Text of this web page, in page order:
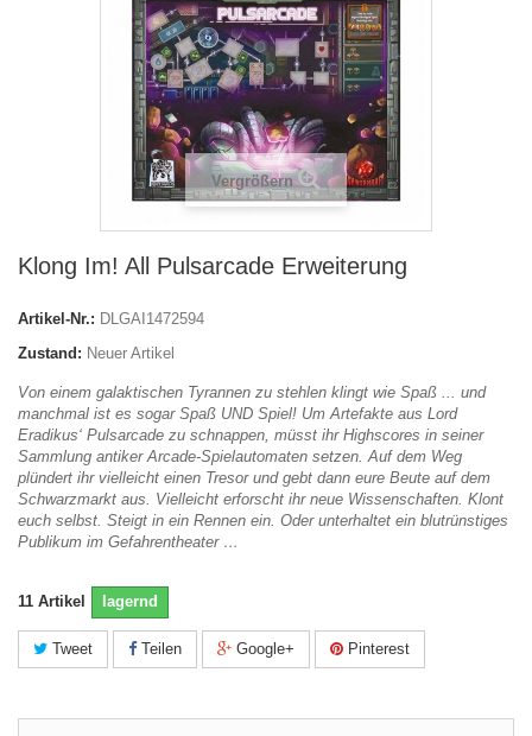
Vergrößern
Klong Im! All Pulsarcade Erweiterung
Artikel-Nr.: DLGAI1472594
Zustand: Neuer Artikel
Von einem galaktischen Tyrannen zu stehlen klingt wie Spaß ... und
manchmal ist es sogar Spaß UND Spiel! Um Artefakte aus Lord
Eradikus‘ Pulsarcade zu schnappen, müsst ihr Highscores in seiner
Sammlung antiker Arcade-Spielautomaten setzen. Auf dem Weg
plündert ihr vielleicht einen Tresor und gebt dann eure Beute auf dem
Schwarzmarkt aus. Vielleicht erforscht ihr neue Wissenschaften. Klont
euch selbst. Steigt in ein Rennen ein. Oder unterhaltet ein blutrünstiges
Publikum im Gefahrentheater …
11 Artikel lagernd
Tweet Teilen Google+ Pinterest